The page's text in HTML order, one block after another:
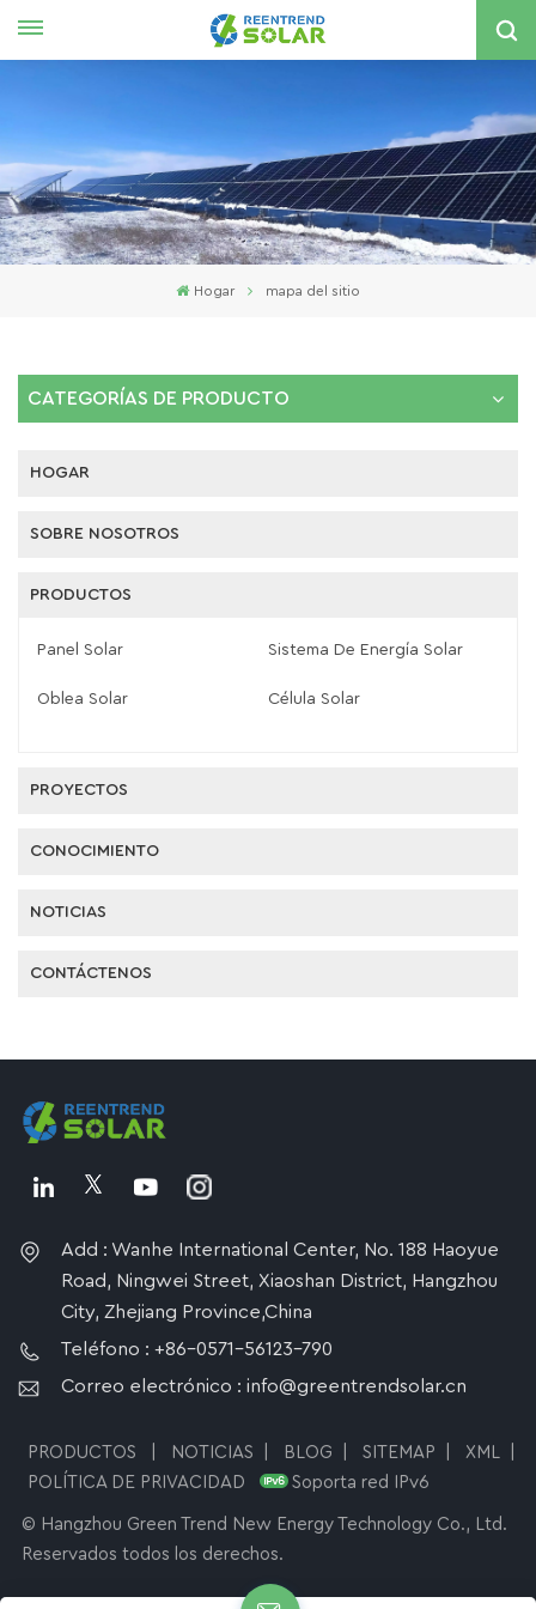
국의
Hogar mapa del sitio
CATEGORÍAS DE PRODUCTO
HOGAR
SOBRE NOSOTROS
PRODUCTOS
Panel Solar Sistema De Energía Solar
Oblea Solar Célula Solar
PROYECTOS
CONOCIMIENTO
NOTICIAS
CONTÁCTENOS
Add : Wanhe International Center, No. 188 Haoyue
Road, Ningwei Street, Xiaoshan District, Hangzhou
City, Zhejiang Province,China
Teléfono : +86-0571-56123-790
Correo electrónico : info@greentrendsolar.cn
PRODUCTOS NOTICIAS BLOG SITEMAP XML
POLÍTICA DE PRIVACIDAD
Soporta red IPv6
© Hangzhou Green Trend New Energy Technology Co., Ltd.
Reservados todos los derechos.